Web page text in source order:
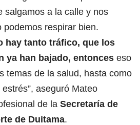
salgamos a la calle y nos
podemos respirar bien.
hay tanto tráfico, que los
ya han bajado, entonces eso
temas de la salud, hasta como
aseguró Mateo
de la Secretaría de
de Duitama.